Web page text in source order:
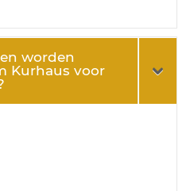
worden
Kurhaus voor